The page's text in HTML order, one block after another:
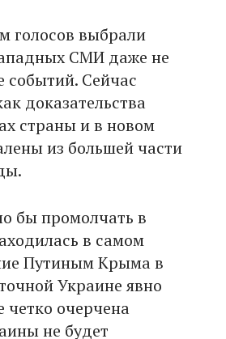
голосов выбрали
СМИ даже не
событий. Сейчас
доказательства
страны и в новом
из большей части
бы промолчать в
в самом
Путиным Крыма в
Украине явно
четко очерчена
не будет